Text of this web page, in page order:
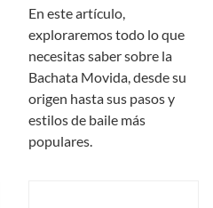
En este artículo,
exploraremos todo lo que
necesitas saber sobre la
Bachata Movida, desde su
origen hasta sus pasos y
estilos de baile más
populares.